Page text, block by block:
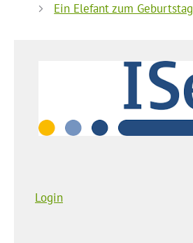
Ein Elefant zum Geburtstag
Login